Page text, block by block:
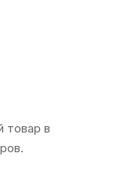
товар в